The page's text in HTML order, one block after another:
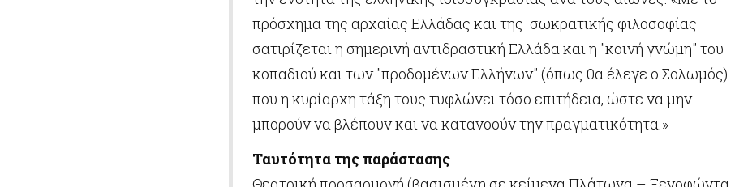
πρόσχημα της αρχαίας Ελλάδας και της σωκρατικής φιλοσοφίας
σατιρίζεται η σημερινή αντιδραστική Ελλάδα και η "κοινή γνώμη" του
κοπαδιού και των "προδομένων Ελλήνων" (όπως θα έλεγε ο Σολωμός)
που η κυρίαρχη τάξη τους τυφλώνει τόσο επιτήδεια, ώστε να μην
μπορούν να βλέπουν και να κατανοούν την πραγματικότητα.»
Ταυτότητα της παράστασης